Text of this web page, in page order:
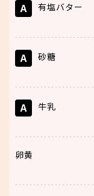
A
有塩バター
A
砂糖
A
牛乳
卵黄